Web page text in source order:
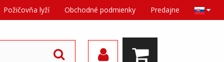
Požičovňa lyží Obchodné podmienky Predajne